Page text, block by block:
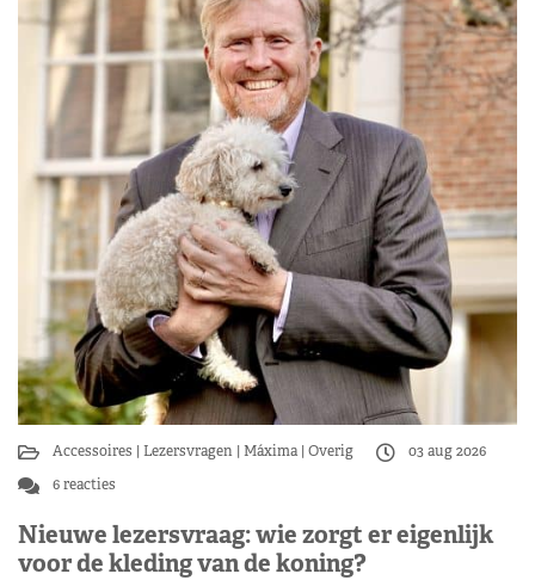
Accessoires Lezersvragen Máxima Overig
03 aug 2026
6 reacties
Nieuwe lezersvraag: wie zorgt er eigenlijk
voor de kleding van de koning?